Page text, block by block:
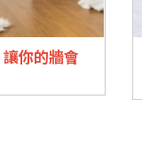
你的牆會